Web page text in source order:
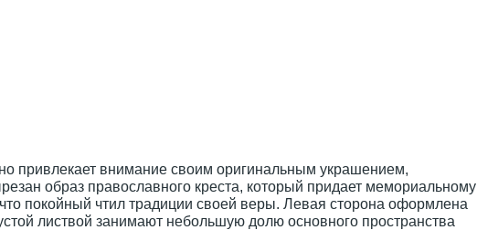
привлекает внимание своим оригинальным украшением,
образ православного креста, который придает мемориальному
покойный чтил традиции своей веры. Левая сторона оформлена
листвой занимают небольшую долю основного пространства